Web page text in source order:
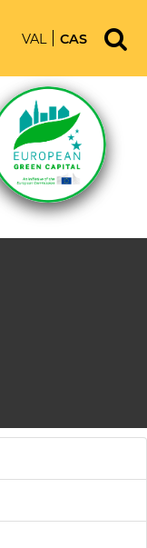
VAL CAS